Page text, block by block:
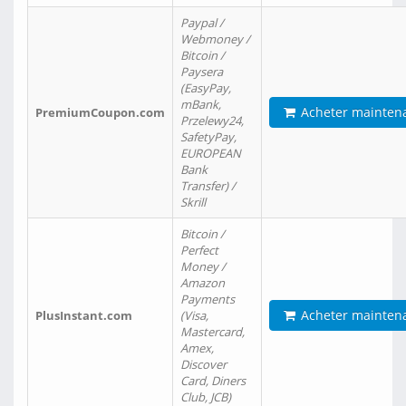
PremiumCoupon.com
Paypal /
Webmoney /
Bitcoin /
Paysera
(EasyPay,
mBank,
Przelewy24,
SafetyPay,
EUROPEAN
Bank
Transfer) /
Skrill
Acheter
PlusInstant.com
Bitcoin /
Perfect
Money /
Amazon
Payments
(Visa,
Mastercard,
Amex,
Discover
Card, Diners
Club, JCB)
Acheter